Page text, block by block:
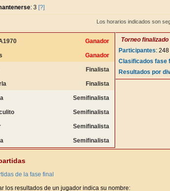
: 3 [?]
Los horarios indicados son
Ganador
Ganador
Finalista
Finalista
Semifinalista
Semifinalista
Semifinalista
Semifinalista
Torneo finalizado
Participantes: 248
Clasificados fase
Resultados por
de la fase final
los resultados de un jugador indica su nombre: